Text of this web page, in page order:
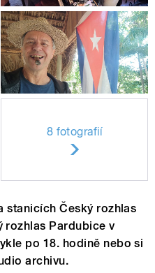
8 fotografií
stanicích Český rozhlas
rozhlas Pardubice v
po 18. hodině nebo si
archivu.